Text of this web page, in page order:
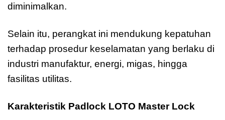
diminimalkan.
Selain itu, perangkat ini mendukung kepatuhan
terhadap prosedur keselamatan yang berlaku di
industri manufaktur, energi, migas, hingga
fasilitas utilitas.
Karakteristik Padlock LOTO Master Lock